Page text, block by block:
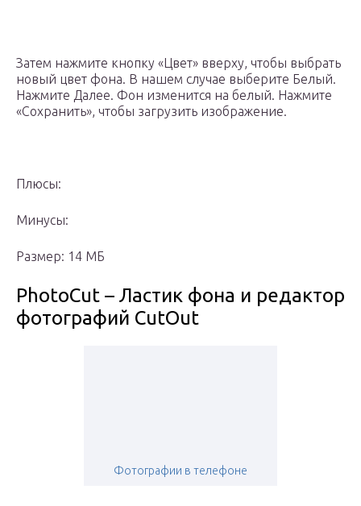
Затем нажмите кнопку «Цвет» вверху, чтобы выбрать
новый цвет фона. В нашем случае выберите Белый.
Нажмите Далее. Фон изменится на белый. Нажмите
«Сохранить», чтобы загрузить изображение.
Плюсы:
Минусы:
Размер: 14 МБ
PhotoCut – Ластик фона и редактор
фотографий CutOut
Фотографии в телефоне